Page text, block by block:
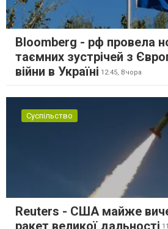
Bloomberg - рф провела
таємних зустрічей з
війни в Україні 12:45, Вчора
Суспільство
Reuters - США майже
ракет великої дальності